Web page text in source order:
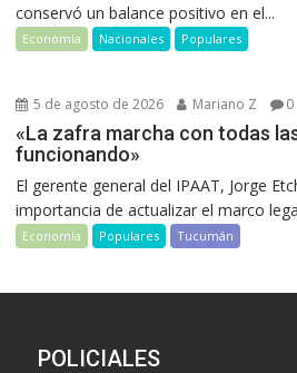
conservó un balance positivo en el...
Economía Nacionales Populares
5 de agosto de 2026 Mariano Z 0
«La zafra marcha con todas
funcionando»
El gerente general del IPAAT, Jorge
importancia de actualizar el marco
Economía Populares Tucumán
POLICIALES